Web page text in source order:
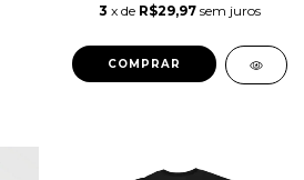
3 x de R$29,97 sem juros
COMPRAR